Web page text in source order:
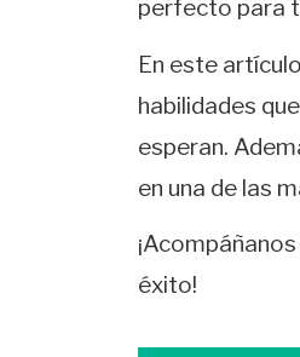
perfecto para
En este
habilidades
esperan.
en una de las
éxito!